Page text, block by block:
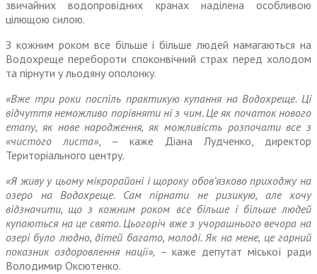
звичайних водопровідних кранах наділена особливою
цілющою силою.
З кожним роком все більше і більше людей намагаються на
Водохреще перебороти споконвічний страх перед холодом
та пірнути у льодяну ополонку.
«Вже три роки поспіль практикую купання на Водохреще. Ці
відчуття неможливо порівняти ні з чим. Це як початок нового
етапу, як нове народження, як можливість розпочати все з
«чистого листа», – каже Діана Лудченко, директор
Територіального центру.
«Я живу у цьому мікрорайоні і щороку обов’язково приходжу на
озеро на Водохреще. Сам пірнати не ризикую, але хочу
відзначити, що з кожним роком все більше і більше людей
купаються на це свято. Цьогоріч вже з учорашнього вечора на
озері було людно, дітей багато, молоді. Як на мене, це гарний
показник оздоровлення нації», – каже депутат міської ради
Володимир Оксютенко.